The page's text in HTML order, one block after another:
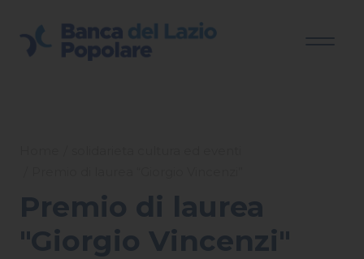
Premio di laurea
"Giorgio Vincenzi"